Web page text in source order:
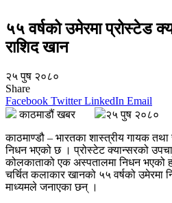
५५ वर्षको उमेरमा प्रोस्टेड
राशिद खान
२५ पुष २०८०
Share
Facebook Twitter LinkedIn Email
काठमाडौं खबर
२५ पुष २०८०
काठमाण्डौ – भारतका शास्त्रीय गायक
निधन भएको छ । प्रोस्टेट क्यान्सरको
कोलकाताको एक अस्पतालमा निधन भएको
चर्चित कलाकार खानको ५५ वर्षको उमेरमा
माध्यमले जनाएका छन् ।